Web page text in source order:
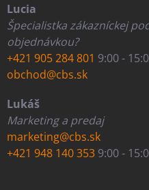
Lucia
Špecialistka zákazníckej
objednávkou?
+421 905 284 801 9:00 -
obchod@cbs.sk
Lukáš
Marketing a predaj
marketing@cbs.sk
+421 948 140 353 9:00 -